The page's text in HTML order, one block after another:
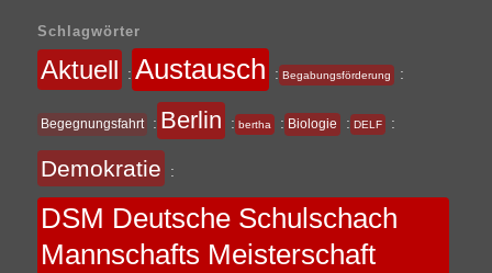
Schlagwörter
Aktuell : Austausch : Begabungsförderung :
Begegnungsfahrt : Berlin : bertha : Biologie : DELF :
Demokratie :
DSM Deutsche Schulschach
Mannschafts Meisterschaft